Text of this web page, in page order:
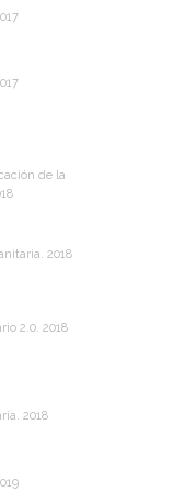
de la
2018
2.0. 2018
2018